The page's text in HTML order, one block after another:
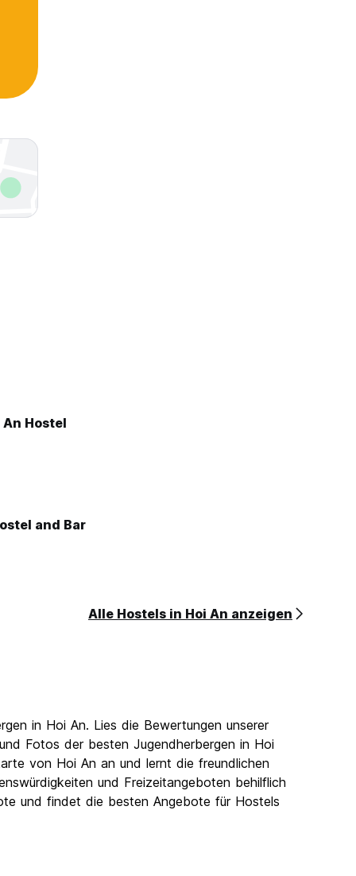
Hostel
and Bar
Alle Hostels in Hoi An anzeigen
in Hoi An. Lies die Bewertungen unserer
Fotos der besten Jugendherbergen in Hoi
von Hoi An an und lernt die freundlichen
und Freizeitangeboten behilflich
und findet die besten Angebote für Hostels